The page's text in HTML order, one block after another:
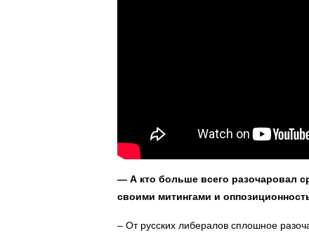
— А кто больше всего разочаровал
своими митингами и
– От русских либералов сплошное